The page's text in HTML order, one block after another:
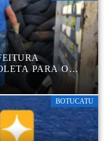
PARA O
DE
ADEQUADA
BOTUCATU